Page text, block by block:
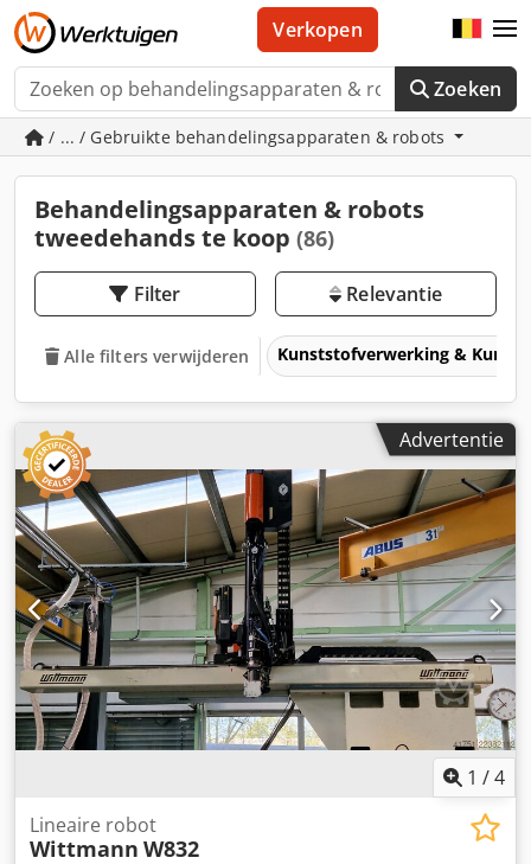
Zoeken
Verkopen
/ ... / Gebruikte behandelingsapparaten & robots
Behandelingsapparaten & robots
tweedehands te koop (86)
Filter Relevantie
Alle filters verwijderen Kunststofverwerking &
Advertentie
1 /4
Lineaire robot
Wittmann W832